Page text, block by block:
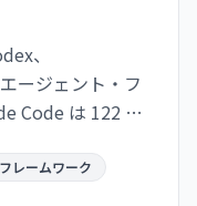
、
ージェント・フ
Code は 122 秒/
功率は接近。速
フレームワーク